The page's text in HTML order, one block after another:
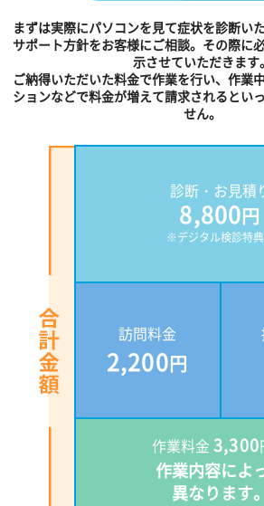
まずは実際にパソコンを見て症状を診断い
サポート方針をお客様にご相談。その際に
示させていただきます。
ご納得いただいた料金で作業を行い、作業
ションなどで料金が増えて請求されるとい
せん。
診断・お見積
8,800円
※デジタル検診特
訪問料金
2,200円
作業料金 3,300
作業内容によ
異なります。